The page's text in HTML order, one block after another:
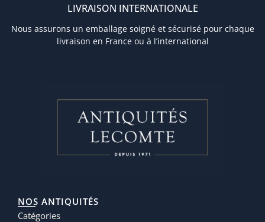
LIVRAISON INTERNATIONALE
Nous assurons un emballage soigné et sécurisé pour chaque
livraison en France ou à l’international
NOS ANTIQUITÉS
Catégories